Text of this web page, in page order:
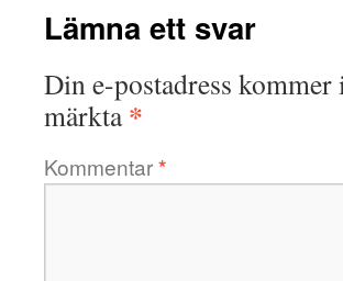
Lämna ett svar
Din e-postadress
märkta*
Kommentar*